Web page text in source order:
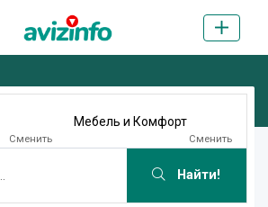
Сменить
Мебель и Комфорт
Сменить
Найти!